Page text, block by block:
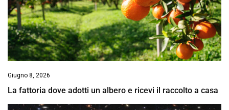
Giugno 8, 2026
La fattoria dove adotti un albero e ricevi il raccolto a casa